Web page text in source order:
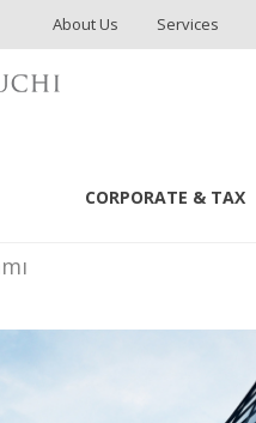
About Us Services
CORPORATE & TAX
Izni